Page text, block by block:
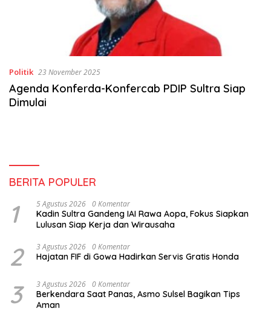
Politik 23 November 2025
Agenda Konferda-Konfercab PDIP Sultra Siap
Dimulai
BERITA POPULER
1 5 Agustus 2026 0 Komentar
Kadin Sultra Gandeng IAI Rawa Aopa, Fokus Siapkan
Lulusan Siap Kerja dan Wirausaha
2 3 Agustus 2026 0 Komentar
Hajatan FIF di Gowa Hadirkan Servis Gratis Honda
3 3 Agustus 2026 0 Komentar
Berkendara Saat Panas, Asmo Sulsel Bagikan Tips
Aman